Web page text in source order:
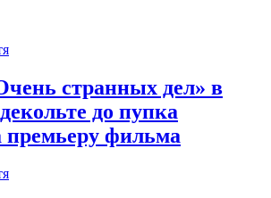
странных дел» в
до пупка
премьеру фильма